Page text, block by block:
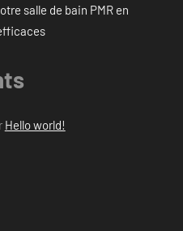
salle de bain PMR en
Hello world!